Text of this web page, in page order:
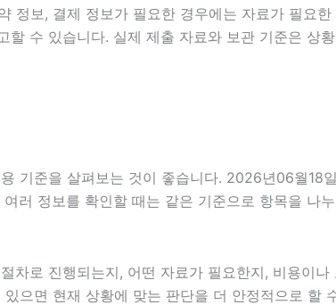
정보, 결제 정보가 필요한 경우에는 자료가 필요
할 수 있습니다. 실제 제출 자료와 보관 기준은 상
기준을 살펴보는 것이 좋습니다. 2026년06월18
러 정보를 확인할 때는 같은 기준으로 항목을 나
차로 진행되는지, 어떤 자료가 필요한지, 비용이
으면 현재 상황에 맞는 판단을 더 안정적으로 할